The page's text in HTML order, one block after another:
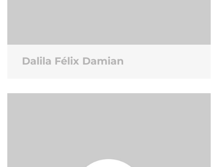
Dalila Félix Damian